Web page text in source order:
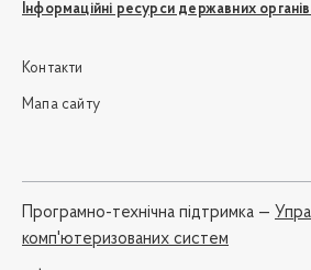
Інформаційні ресурси державних
Контакти
Мапа сайту
Програмно-технічна підтримка —
комп'ютеризованих систем